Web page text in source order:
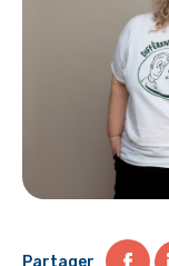
Partager